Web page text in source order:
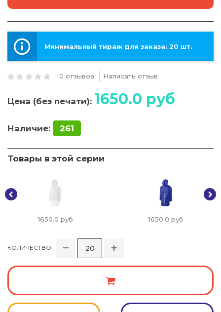
Минимальный тираж для заказа: 20 шт.
0 отзывов Написать отзыв
Цена (без печати): 1650.0 руб
Наличие: 261
Товары в этой серии
1650.0 руб 1650.0 руб
КОЛИЧЕСТВО